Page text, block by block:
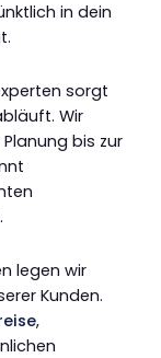
in dein
sorgt
Wir
bis zur
legen wir
Kunden.
,